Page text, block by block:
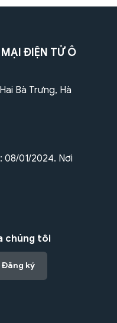
ĐIỆN TỬ Ô
Bà Trưng, Hà
08/01/2024. Nơi
chúng tôi
Đăng ký